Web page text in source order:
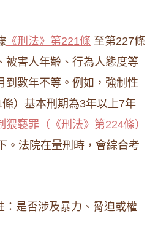
《刑法》第221條 至第227條
被害人年齡、行為人態度等
到數年不等。例如，強制性
）基本刑期為3年以上7年
猥褻罪（《刑法》第224條）
。法院在量刑時，會綜合考
：是否涉及暴力、脅迫或權